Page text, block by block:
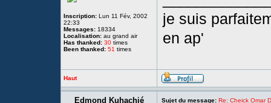
Inscription: Lun 11 Fév, 2002
22:33
Messages: 18334
Localisation: au grand air
Has thanked: 30 times
Been thanked: 51 times
je suis
en ap'
Haut
Edmond Kuhachié Sujet du message: Re: Cheick Omar